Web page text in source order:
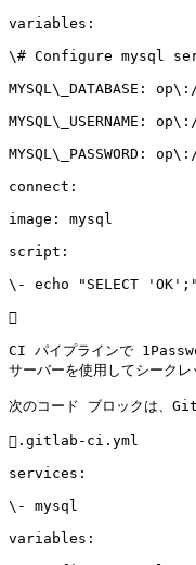
variables:
\# Configure mysql
MYSQL\_DATABASE:
MYSQL\_USERNAME:
MYSQL\_PASSWORD:
connect:
image: mysql
script:
\- echo "SELECT 'OK';" |

CI パイプラインで
サーバーを使用してシークレ
次のコード ブロックは、
.gitlab-ci.yml
services:
\- mysql
variables: